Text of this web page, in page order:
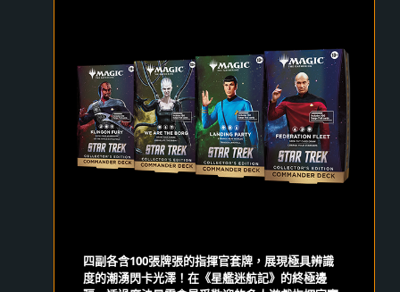
四副各含100張牌張的指揮官套牌，展現極具辨識
度的潮湧閃卡光澤！在《星艦迷航記》的終極邊